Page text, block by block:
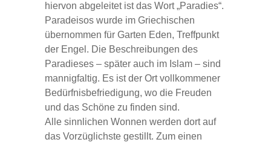
hiervon abgeleitet ist das Wort „Paradies“.
Paradeisos wurde im Griechischen
übernommen für Garten Eden, Treffpunkt
der Engel. Die Beschreibungen des
Paradieses – später auch im Islam – sind
mannigfaltig. Es ist der Ort vollkommener
Bedürfnisbefriedigung, wo die Freuden
und das Schöne zu finden sind.
Alle sinnlichen Wonnen werden dort auf
das Vorzüglichste gestillt. Zum einen